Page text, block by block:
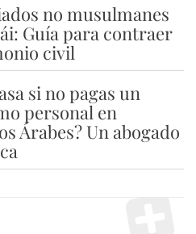
no musulmanes
Guía para contraer
civil
si no pagas un
personal en
Árabes? Un abogado